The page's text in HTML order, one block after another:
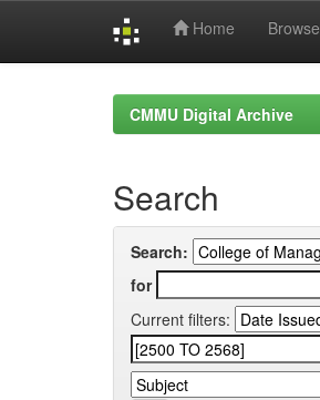
Home Browse
CMMU Digital Archive
Search
Search:
for
Current filters: